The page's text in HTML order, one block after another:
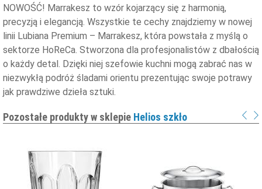
NOWOŚĆ! Marrakesz to wzór kojarzący się z harmonią,
precyzją i elegancją. Wszystkie te cechy znajdziemy w nowej
linii Lubiana Premium – Marrakesz, która powstała z myślą o
sektorze HoReCa. Stworzona dla profesjonalistów z dbałością
o każdy detal. Dzięki niej szefowie kuchni mogą zabrać nas w
niezwykłą podróż śladami orientu prezentując swoje potrawy
jak prawdziwe dzieła sztuki.
Pozostałe produkty w sklepie Helios szkło